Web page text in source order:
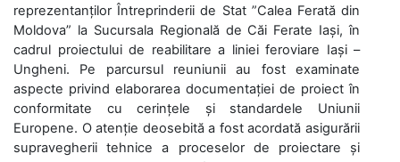
reprezentanților Întreprinderii de Stat ”Calea Ferată din
Moldova” la Sucursala Regională de Căi Ferate Iași, în
cadrul proiectului de reabilitare a liniei feroviare Iași –
Ungheni. Pe parcursul reuniunii au fost examinate
aspecte privind elaborarea documentației de proiect în
conformitate cu cerințele și standardele Uniunii
Europene. O atenție deosebită a fost acordată asigurării
supravegherii tehnice a proceselor de proiectare și